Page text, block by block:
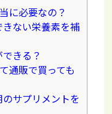
に必要なの？
ない栄養素を補
きる？
通販で買っても
サプリメントを